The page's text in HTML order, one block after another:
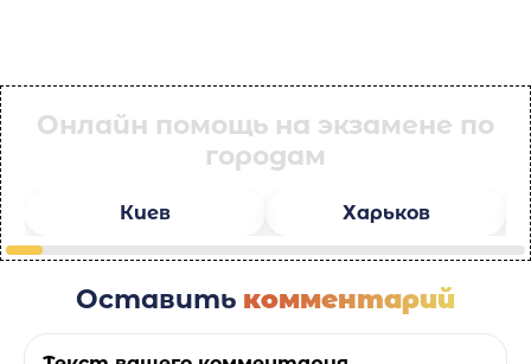
Онлайн помощь на экзамене по
городам
Киев Харьков
Оставить комментарий